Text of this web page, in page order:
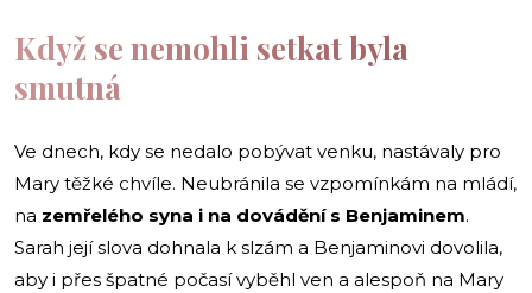
Když se nemohli setkat byla
smutná
Ve dnech, kdy se nedalo pobývat venku, nastávaly pro
Mary těžké chvíle. Neubránila se vzpomínkám na mládí,
na zemřelého syna i na dovádění s Benjaminem.
Sarah její slova dohnala k slzám a Benjaminovi dovolila,
aby i přes špatné počasí vyběhl ven a alespoň na Mary